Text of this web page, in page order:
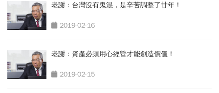
老謝：台灣沒有鬼混，是辛苦調整了廿年！
2019-02-16
老謝：資產必須用心經營才能創造價值！
2019-02-15